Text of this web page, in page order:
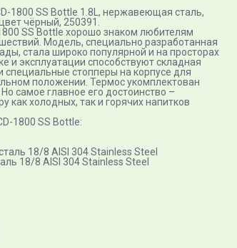
1800 SS Bottle 1.8L, нержавеющая сталь,
чёрный, 250391.
SS Bottle хорошо знаком любителям
Модель, специально разработанная
стала широко популярной и на просторах
и эксплуатации способствуют складная
стопперы на корпусе для
положении. Термос укомплектован
самое главное его достоинство –
как холодных, так и горячих напитков
1800 SS Bottle:
18/8 AISI 304 Stainless Steel
18/8 AISI 304 Stainless Steel